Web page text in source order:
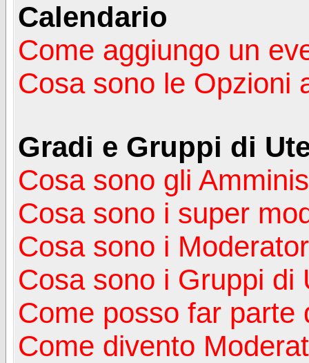
Calendario
Come aggiungo un
Cosa sono le Opzioni
Gradi e Gruppi di
Cosa sono gli
Cosa sono i super
Cosa sono i
Cosa sono i Gruppi di
Come posso far parte
Come divento